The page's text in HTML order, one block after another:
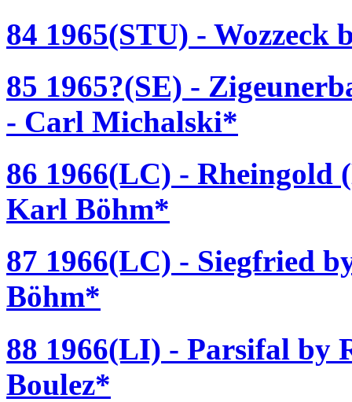
84 1965(STU) -
85 1965?(SE) -
- Carl Michalski*
86 1966(LC) - Rheingold
Karl Böhm*
87 1966(LC) - Siegfried
Böhm*
88 1966(LI) - Parsifal by
Boulez*